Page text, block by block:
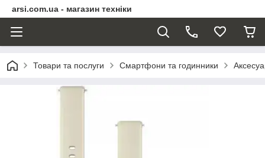
arsi.com.ua - магазин техніки
Товари та послуги Смартфони та годинники